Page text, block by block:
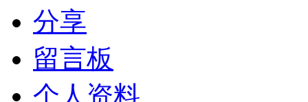
分享
留言板
个人资料